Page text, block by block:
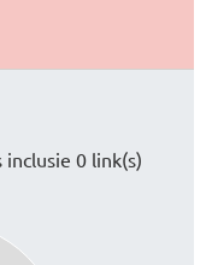
0 link(s)